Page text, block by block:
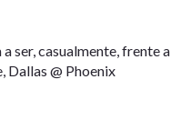
ser, casualmente, frente a
Dallas @ Phoenix